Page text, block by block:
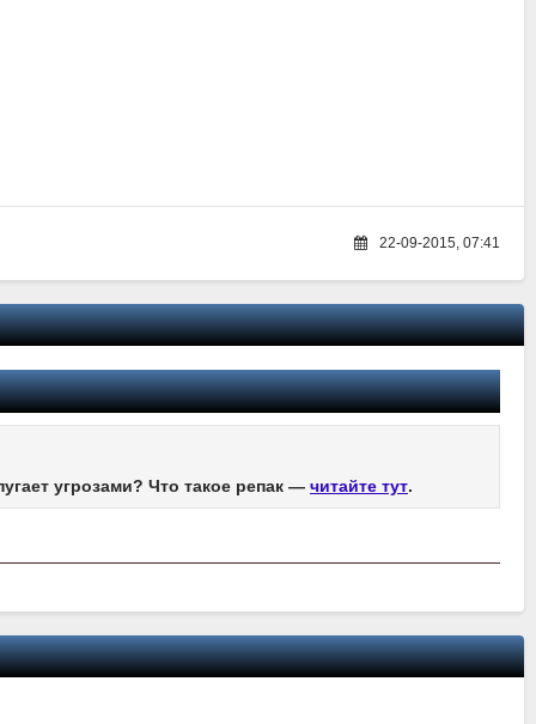
22-09-2015, 07:41
угрозами? Что такое репак — читайте тут.